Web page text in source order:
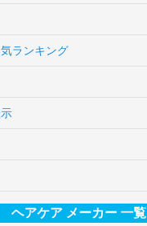
ランキング
ヘアケア メーカー 一覧